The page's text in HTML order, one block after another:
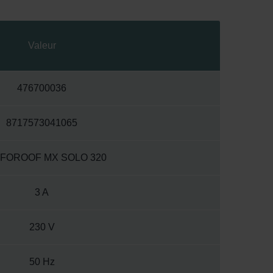
Valeur
476700036
8717573041065
MX SOLO 320
3 A
230 V
50 Hz